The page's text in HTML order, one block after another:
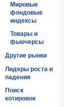
Мировые
фондовые
индексы
Товары и
фьючерсы
Другие рынки
Лидеры роста и
падения
Поиск
котировок